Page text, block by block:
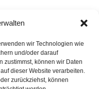
wir Technologien wie
und/oder darauf
zustimmst, können wir Daten
dieser Website verarbeiten.
zurückziehst, können